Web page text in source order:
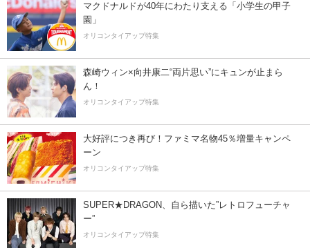
マクドナルドが40年にわたり支える「小学生の甲子
園」
オリコンタイアップ特集
森崎ウィン×向井康二“両片思い”にキュンが止まら
ん！
オリコンタイアップ特集
大好評につき再び！ファミマ名物45％増量キャンペ
ーン
オリコンタイアップ特集
SUPER★DRAGON、自ら描いた”レトロフューチャ
ー”
オリコンタイアップ特集